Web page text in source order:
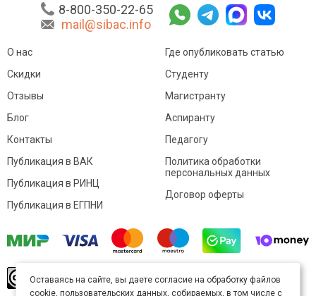
8-800-350-22-65
mail@sibac.info
О нас
Скидки
Отзывы
Блог
Контакты
Где опубликовать статью
Студенту
Магистранту
Аспиранту
Педагогу
Публикация в ВАК
Публикация в РИНЦ
Публикация в ЕГПНИ
Политика обработки
персональных данных
Договор оферты
произведение доступно полицензии Creative
Оставаясь на сайте, вы даете согласие на обработку файлов
cookie, пользовательских данных, собираемых, в том числе с